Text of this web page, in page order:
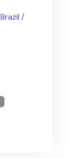
Brazil /